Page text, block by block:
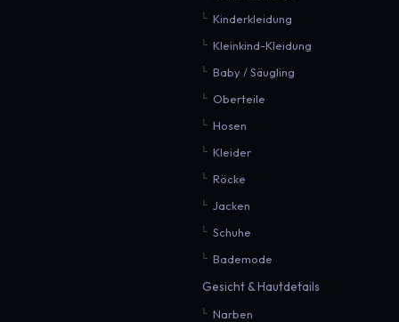
Kinderkleidung
Kleinkind-Kleidung
Baby / Säugling
Oberteile
Hosen
Kleider
Röcke
Jacken
Schuhe
Bademode
Gesicht & Hautdetails
Narben